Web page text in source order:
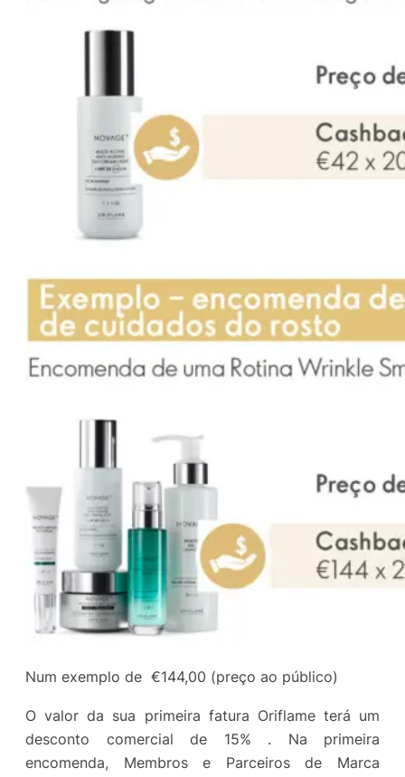
Num exemplo de €144,00 (preço ao público)
O valor da sua primeira fatura Oriflame terá um
desconto comercial de 15% . Na primeira
encomenda, Membros e Parceiros de Marca